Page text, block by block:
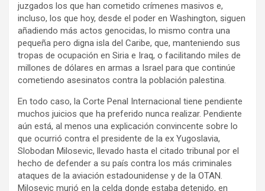
juzgados los que han cometido crímenes masivos e,
incluso, los que hoy, desde el poder en Washington, siguen
añadiendo más actos genocidas, lo mismo contra una
pequeña pero digna isla del Caribe, que, manteniendo sus
tropas de ocupación en Siria e Iraq, o facilitando miles de
millones de dólares en armas a Israel para que continúe
cometiendo asesinatos contra la población palestina.
En todo caso, la Corte Penal Internacional tiene pendiente
muchos juicios que ha preferido nunca realizar. Pendiente
aún está, al menos una explicación convincente sobre lo
que ocurrió contra el presidente de la ex Yugoslavia,
Slobodan Milosevic, llevado hasta el citado tribunal por el
hecho de defender a su país contra los más criminales
ataques de la aviación estadounidense y de la OTAN.
Milosevic murió en la celda donde estaba detenido, en